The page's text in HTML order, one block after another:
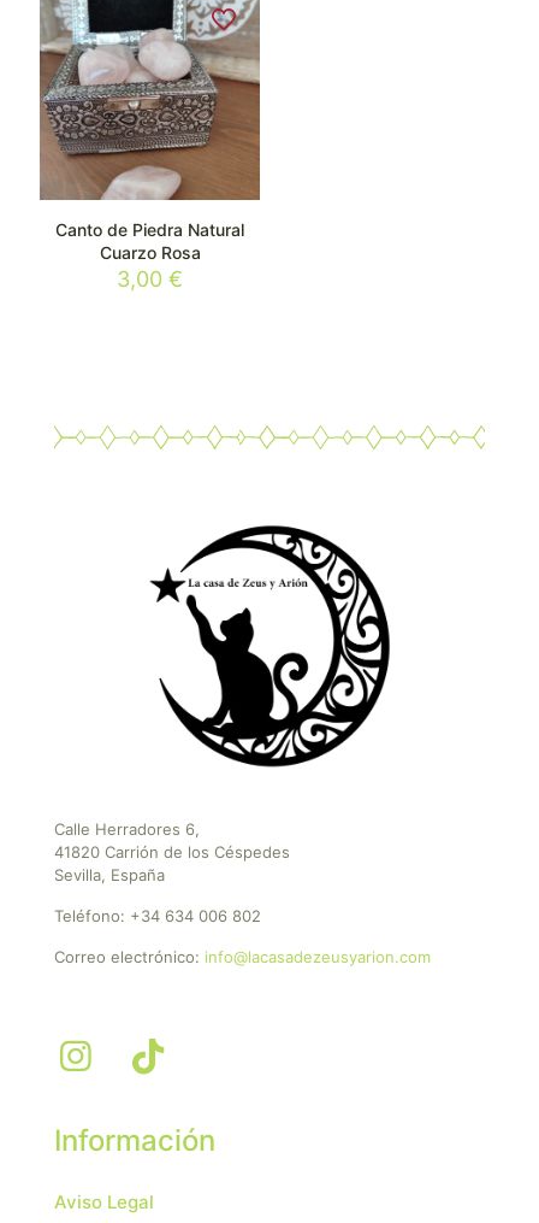
Canto de Piedra Natural
Cuarzo Rosa
3,00€
Calle Herradores 6,
41820 Carrión de los Céspedes
Sevilla, España
Teléfono: +34 634 006 802
Correo electrónico: info@lacasadezeusyarion.com
Información
Aviso Legal